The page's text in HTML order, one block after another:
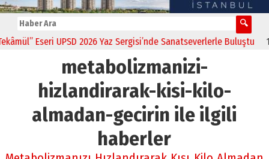
Eseri UPSD 2026 Yaz Sergisi’nde Sanatseverlerle Buluştu 11:21
metabolizmanizi-
hizlandirarak-kisi-kilo-
almadan-gecirin ile ilgili
haberler